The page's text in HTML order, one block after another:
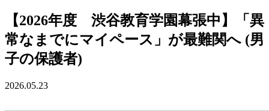
【2026年度 渋谷教育学園幕張中】「異
常なまでにマイペース」が最難関へ (男
子の保護者)
2026.05.23